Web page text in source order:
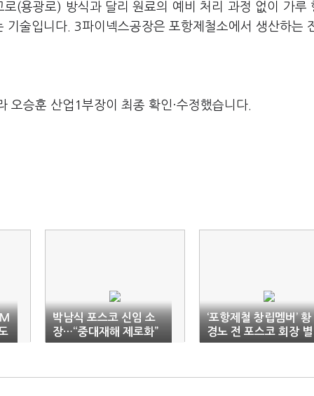
(용광로) 방식과 달리 원료의 예비 처리 과정 없이 가루
술입니다. 3파이넥스공장은 포항제철소에서 생산하는
오승훈 산업1부장이 최종 확인·수정했습니다.
박남식 포스코 신임 소
장…“중대재해 제로화”
‘포항제철 창립멤버’ 황
경노 전 포스코 회장 별
세